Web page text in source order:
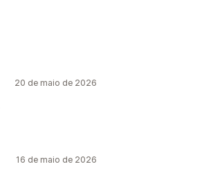
20 de maio de 2026
16 de maio de 2026